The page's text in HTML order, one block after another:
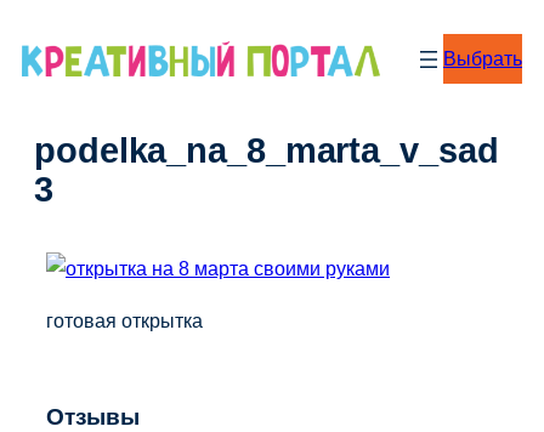
Выбрать
podelka_na_8_marta_v_sad
3
готовая открытка
Отзывы